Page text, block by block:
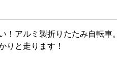
！アルミ製折りたたみ自転車。
りと走ります！